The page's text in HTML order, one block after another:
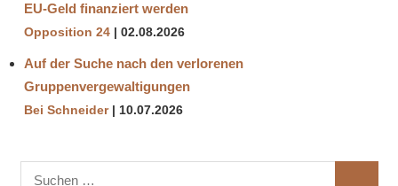
EU-Geld finanziert werden
Opposition 24 02.08.2026
Auf der Suche nach den verlorenen
Gruppenvergewaltigungen
Bei Schneider 10.07.2026